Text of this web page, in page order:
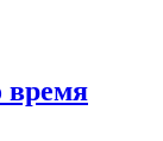
время